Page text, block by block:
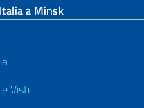
a Minsk
Visti